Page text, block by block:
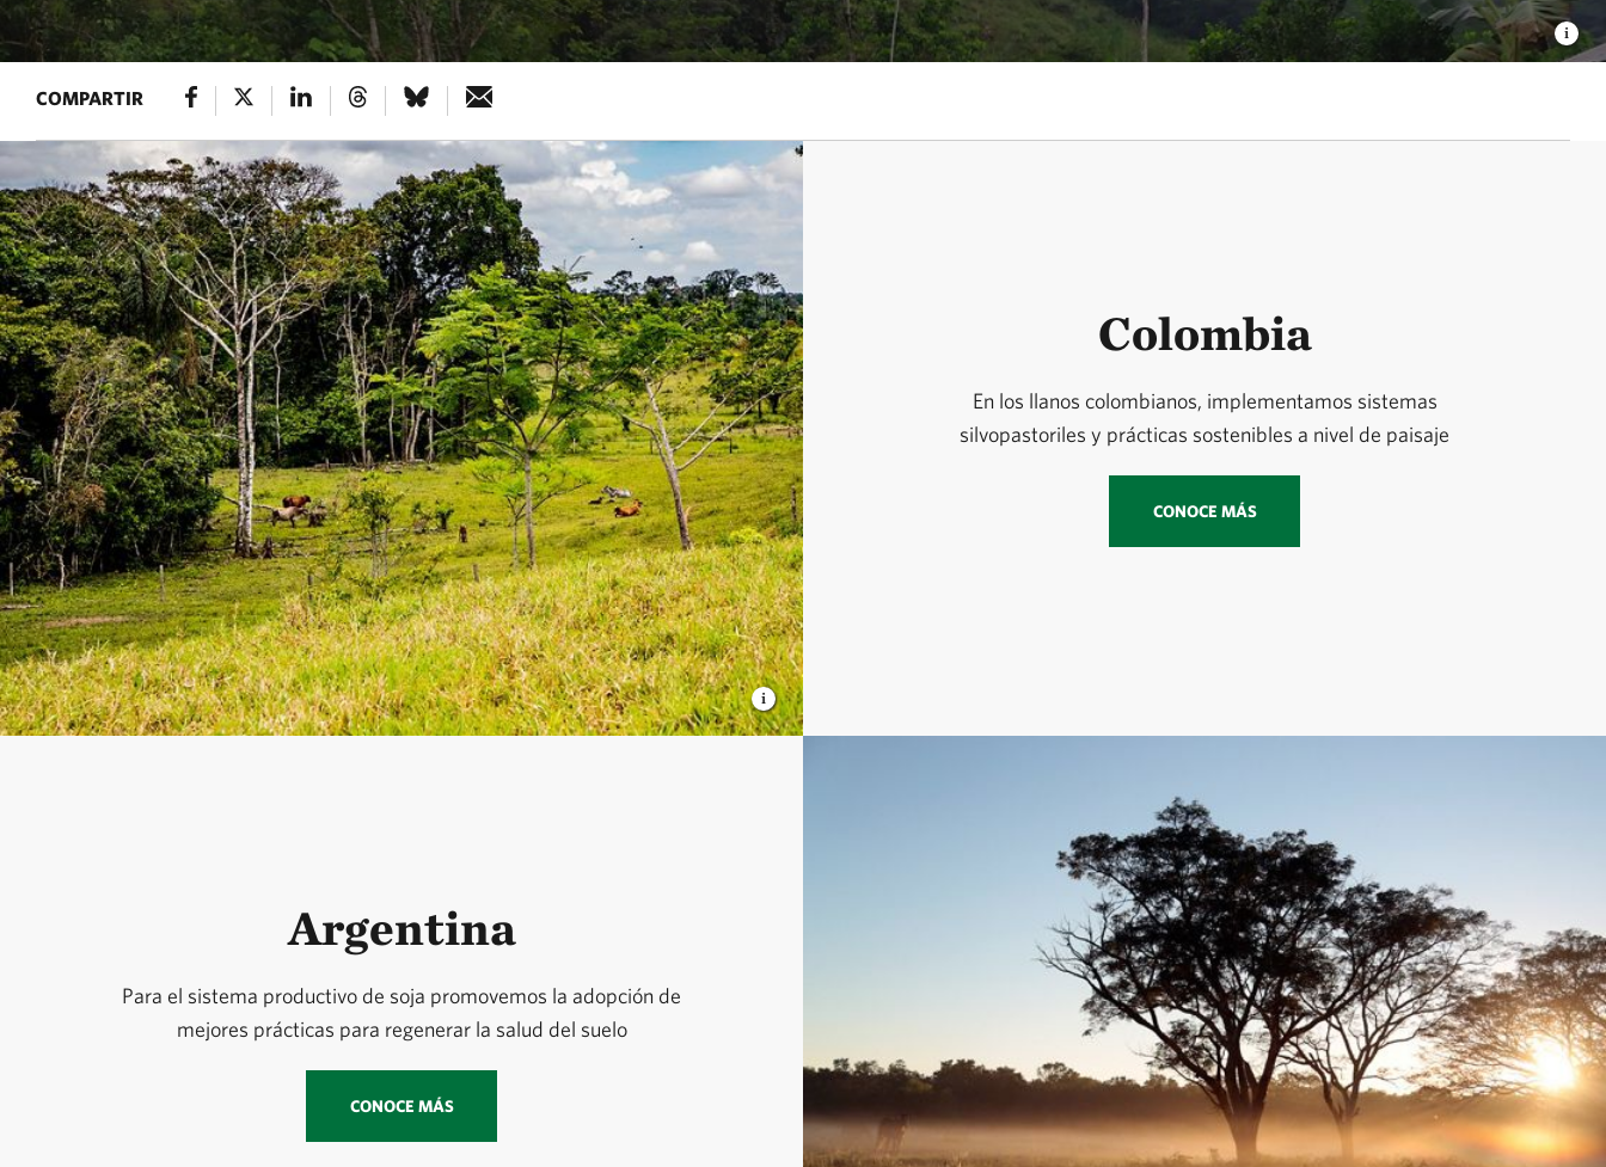
COMPARTIR
Colombia
En los llanos colombianos, implementamos sistemas
silvopastoriles y prácticas sostenibles a nivel de paisaje
CONOCE MÁS
Argentina
Para el sistema productivo de soja promovemos la adopción de
mejores prácticas para regenerar la salud del suelo
CONOCE MÁS